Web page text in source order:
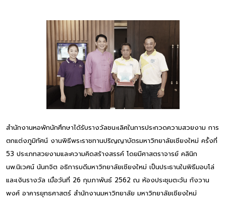
สำนักงานหอพักนักศึกษาได้รับรางวัลชนะเลิศในการประกวดความสวยงาม การ
ตกแต่งภูมิทัศน์ งานพิธีพระราชทานปริญญาบัตรมหาวิทยาลัยเชียงใหม่ ครั้งที่
53 ประเภทสวยงามและความคิดสร้างสรรค์ โดยมีศาสตราจารย์ คลินิก
นพ.นิเวศน์ นันทจิต อธิการบดีมหาวิทยาลัยเชียงใหม่ เป็นประธานในพิธีมอบโล่
และเงินรางวัล เมื่อวันที่ 26 กุมภาพันธ์ 2562 ณ ห้องประชุมตะวัน กังวาน
พงศ์ อาคารยุทธศาสตร์ สำนักงานมหาวิทยาลัย มหาวิทยาลัยเชียงใหม่